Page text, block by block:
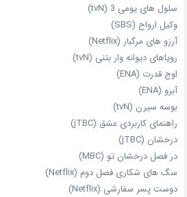
سلول های یومی 3 (tvN)
وکیل ارواح (SBS)
آرزو های مرگبار (Netflix)
رویاهای دیوانه‌ وار بتنی (tvN)
اوج قدرت (ENA)
آبرو (ENA)
بوسه سیرن (tvN)
راهنمای کاربردی عشق (jTBC)
درخشان (jTBC)
در فصل درخشان تو (MBC)
سگ های شکاری فصل دوم (Netflix)
دوست‌ پسر سفارشی (Netflix)